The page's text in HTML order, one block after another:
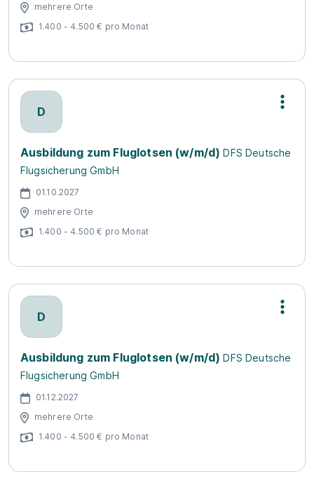
mehrere Orte
1.400 - 4.500 € pro Monat
D
Ausbildung zum Fluglotsen (w/m/d) DFS Deutsche
Flugsicherung GmbH
01.10.2027
mehrere Orte
1.400 - 4.500 € pro Monat
D
Ausbildung zum Fluglotsen (w/m/d) DFS Deutsche
Flugsicherung GmbH
01.12.2027
mehrere Orte
1.400 - 4.500 € pro Monat